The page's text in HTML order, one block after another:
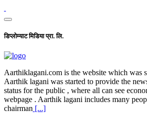
डिप्लोम्याट मिडिया प्रा. लि.
Aarthiklagani.com is the website which was
Aarthik lagani was started to provide the
status for the public , where all can see
webpage . Aarthik lagani includes many
chairman [...]